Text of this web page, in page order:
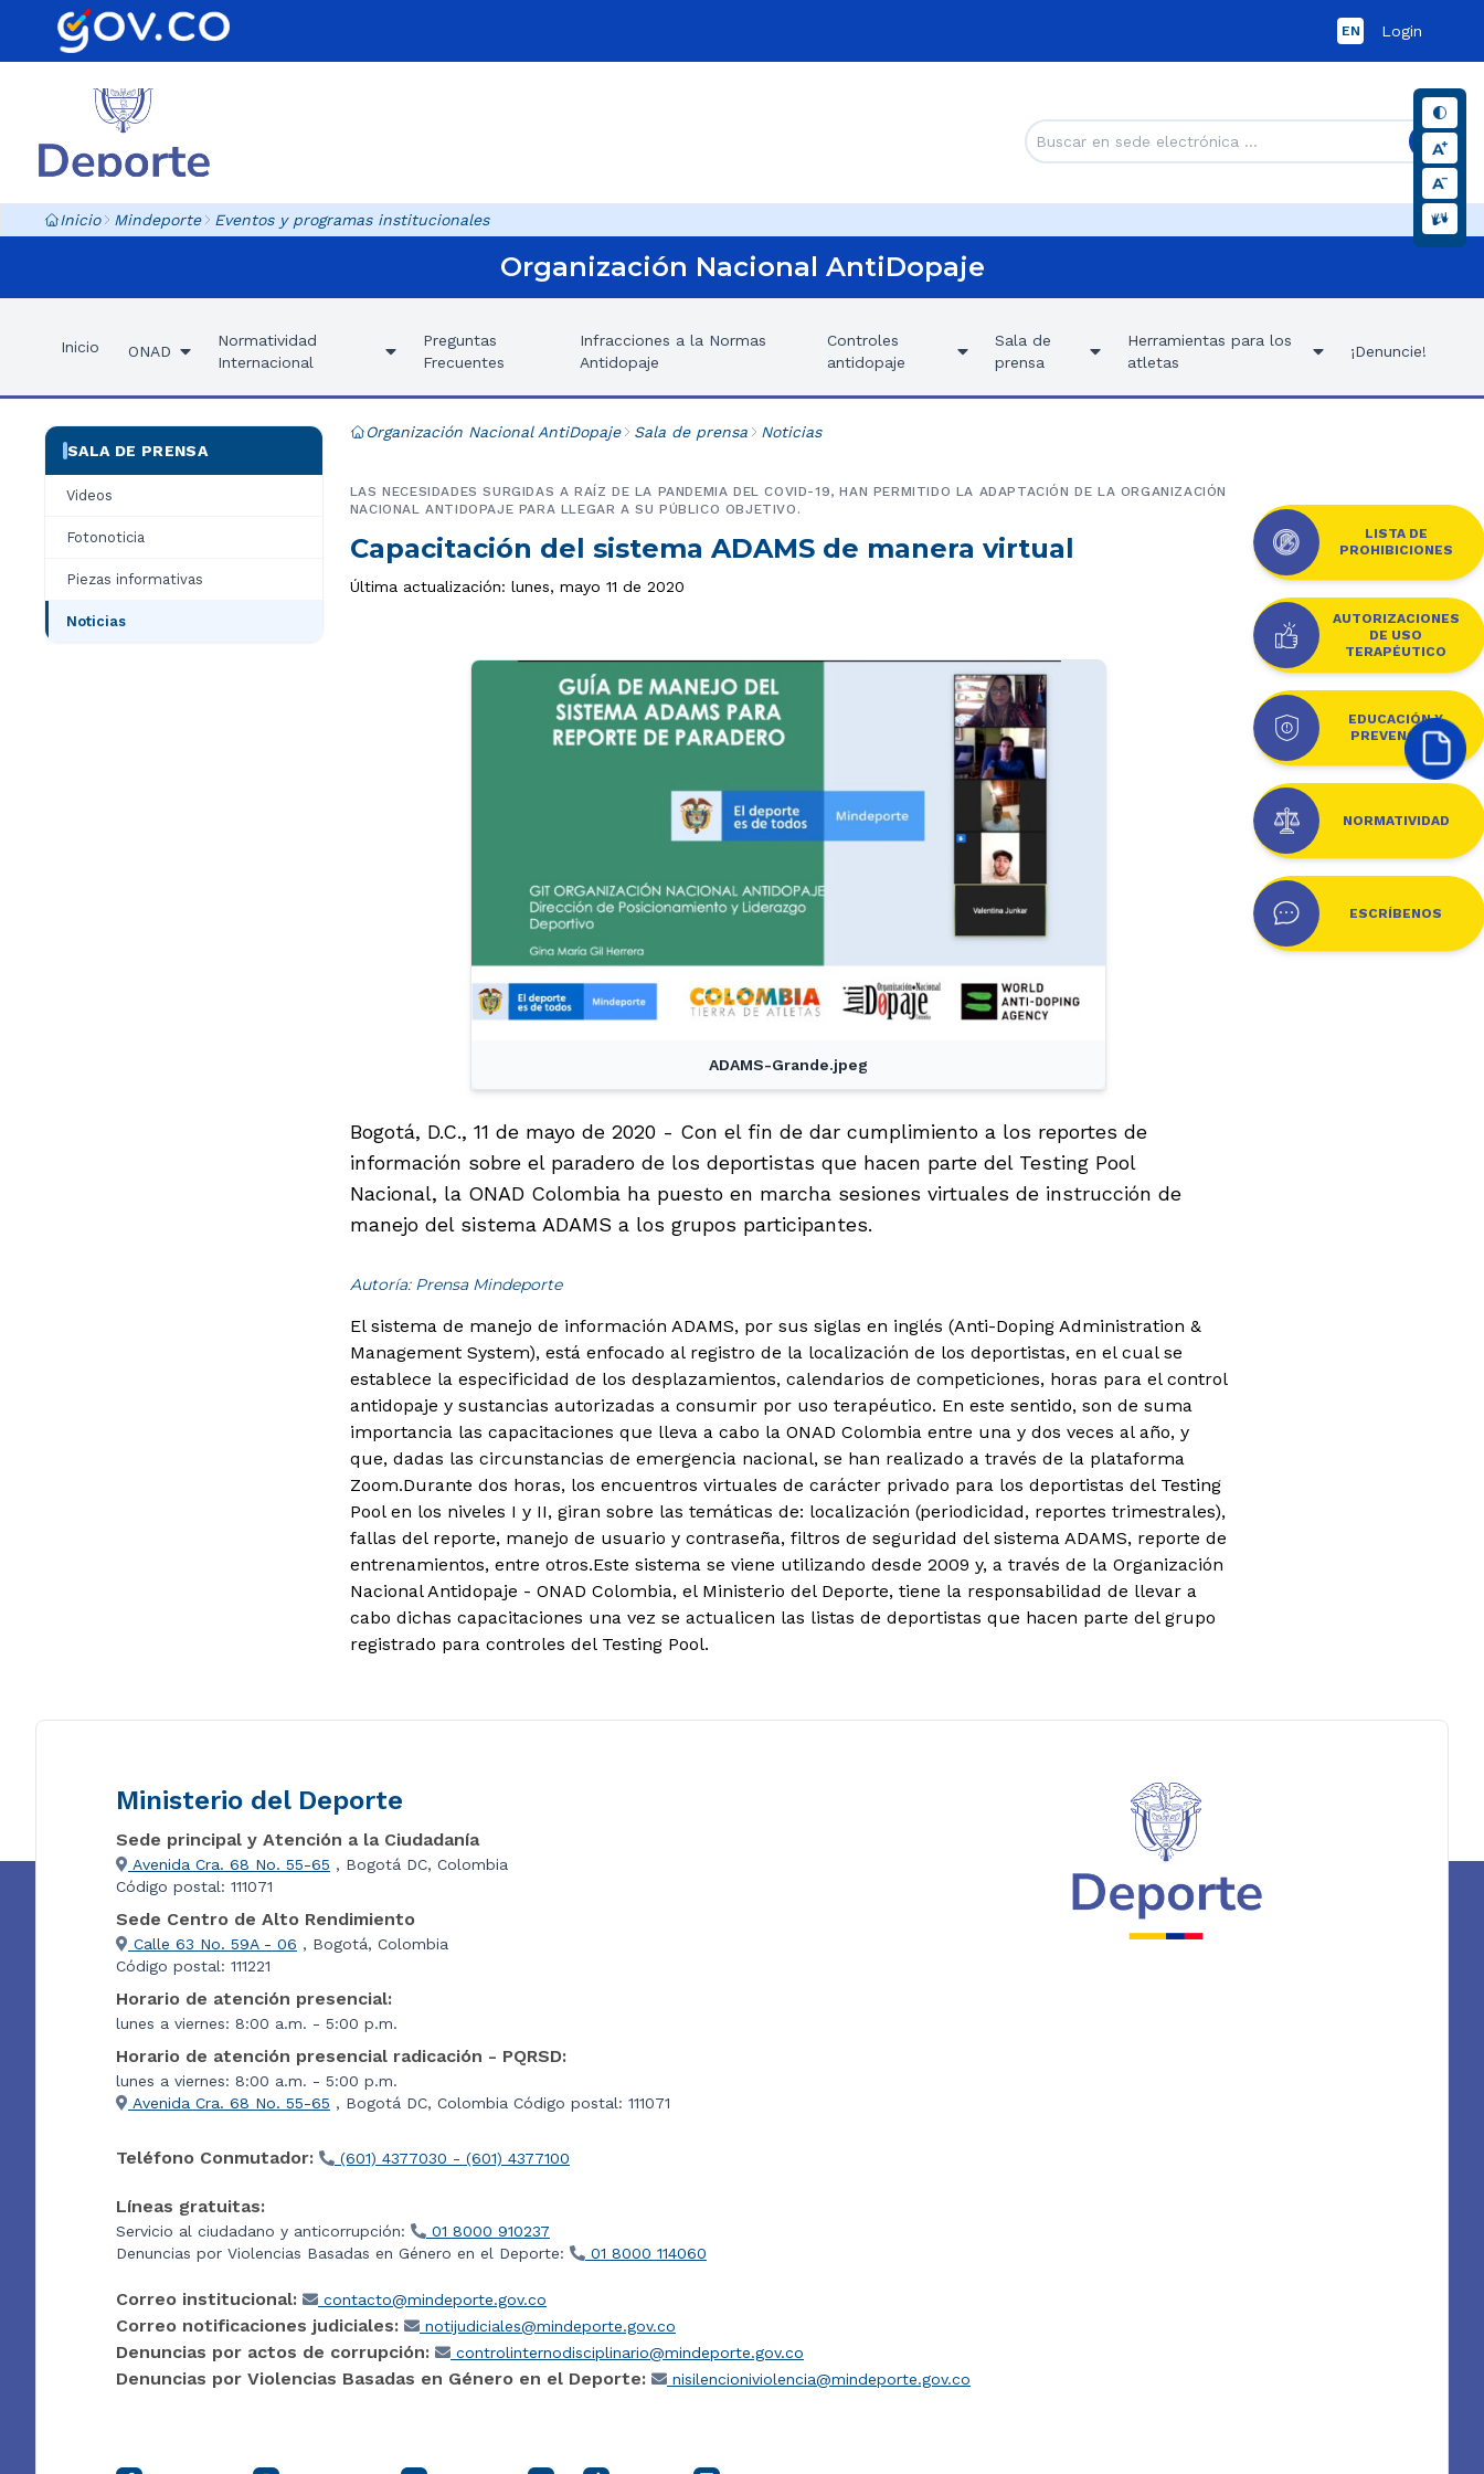
EN Login
Inicio Mindeporte Eventos y programas institucionales
Organización Nacional AntiDopaje
Inicio ONAD
Normatividad
Internacional
Preguntas
Frecuentes
Infracciones a la Normas
Antidopaje
Controles
antidopaje
Sala de
prensa
Herramientas para los
atletas
¡Denuncie!
SALA DE PRENSA
Videos
Fotonoticia
Piezas informativas
Noticias
Organización Nacional AntiDopaje Sala de prensa Noticias
Capacitación del sistema ADAMS de manera virtual
LAS NECESIDADES SURGIDAS A RAÍZ DE LA PANDEMIA DEL COVID-19, HAN PERMITIDO LA ADAPTACIÓN DE LA ORGANIZACIÓN
NACIONAL ANTIDOPAJE PARA LLEGAR A SU PÚBLICO OBJETIVO.
Última actualización: lunes, mayo 11 de 2020
ADAMS-Grande.jpeg
Bogotá, D.C., 11 de mayo de 2020 - Con el fin de dar cumplimiento a los reportes de
información sobre el paradero de los deportistas que hacen parte del Testing Pool
Nacional, la ONAD Colombia ha puesto en marcha sesiones virtuales de instrucción de
manejo del sistema ADAMS a los grupos participantes.
Autoría: Prensa Mindeporte
El sistema de manejo de información ADAMS, por sus siglas en inglés (Anti-Doping Administration &
Management System), está enfocado al registro de la localización de los deportistas, en el cual se
establece la especificidad de los desplazamientos, calendarios de competiciones, horas para el control
antidopaje y sustancias autorizadas a consumir por uso terapéutico. En este sentido, son de suma
importancia las capacitaciones que lleva a cabo la ONAD Colombia entre una y dos veces al año, y
que, dadas las circunstancias de emergencia nacional, se han realizado a través de la plataforma
Zoom.Durante dos horas, los encuentros virtuales de carácter privado para los deportistas del Testing
Pool en los niveles I y II, giran sobre las temáticas de: localización (periodicidad, reportes trimestrales),
fallas del reporte, manejo de usuario y contraseña, filtros de seguridad del sistema ADAMS, reporte de
entrenamientos, entre otros.Este sistema se viene utilizando desde 2009 y, a través de la Organización
Nacional Antidopaje - ONAD Colombia, el Ministerio del Deporte, tiene la responsabilidad de llevar a
cabo dichas capacitaciones una vez se actualicen las listas de deportistas que hacen parte del grupo
registrado para controles del Testing Pool.
LISTA DE
PROHIBICIONES
AUTORIZACIONES
DE USO
TERAPÉUTICO
EDUCACIÓN Y
PREVENCIÓN
NORMATIVIDAD
ESCRÍBENOS
Ministerio del Deporte
Sede principal y Atención a la Ciudadanía
Avenida Cra. 68 No. 55-65 , Bogotá DC, Colombia
Código postal: 111071
Sede Centro de Alto Rendimiento
Calle 63 No. 59A - 06 , Bogotá, Colombia
Código postal: 111221
Horario de atención presencial:
lunes a viernes: 8:00 a.m. - 5:00 p.m.
Horario de atención presencial radicación - PQRSD:
lunes a viernes: 8:00 a.m. - 5:00 p.m.
Avenida Cra. 68 No. 55-65 , Bogotá DC, Colombia Código postal: 111071
Teléfono Conmutador: (601) 4377030 - (601) 4377100
Líneas gratuitas:
Servicio al ciudadano y anticorrupción:
01 8000 910237
Denuncias por Violencias Basadas en Género en el Deporte:
01 8000 114060
Correo institucional: contacto@mindeporte.gov.co
Correo notificaciones judiciales: notijudiciales@mindeporte.gov.co
Denuncias por actos de corrupción: controlinternodisciplinario@mindeporte.gov.co
Denuncias por Violencias Basadas en Género en el Deporte: nisilencioniviolencia@mindeporte.gov.co